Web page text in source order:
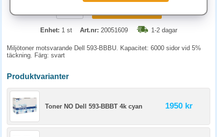
Enhet: 1 st Art.nr: 20051609 1-2 dagar
Miljötoner motsvarande Dell 593-BBBU. Kapacitet: 6000 sidor vid 5%
täckning. Färg: svart
Produktvarianter
Toner NO Dell 593-BBBT 4k cyan 1950 kr